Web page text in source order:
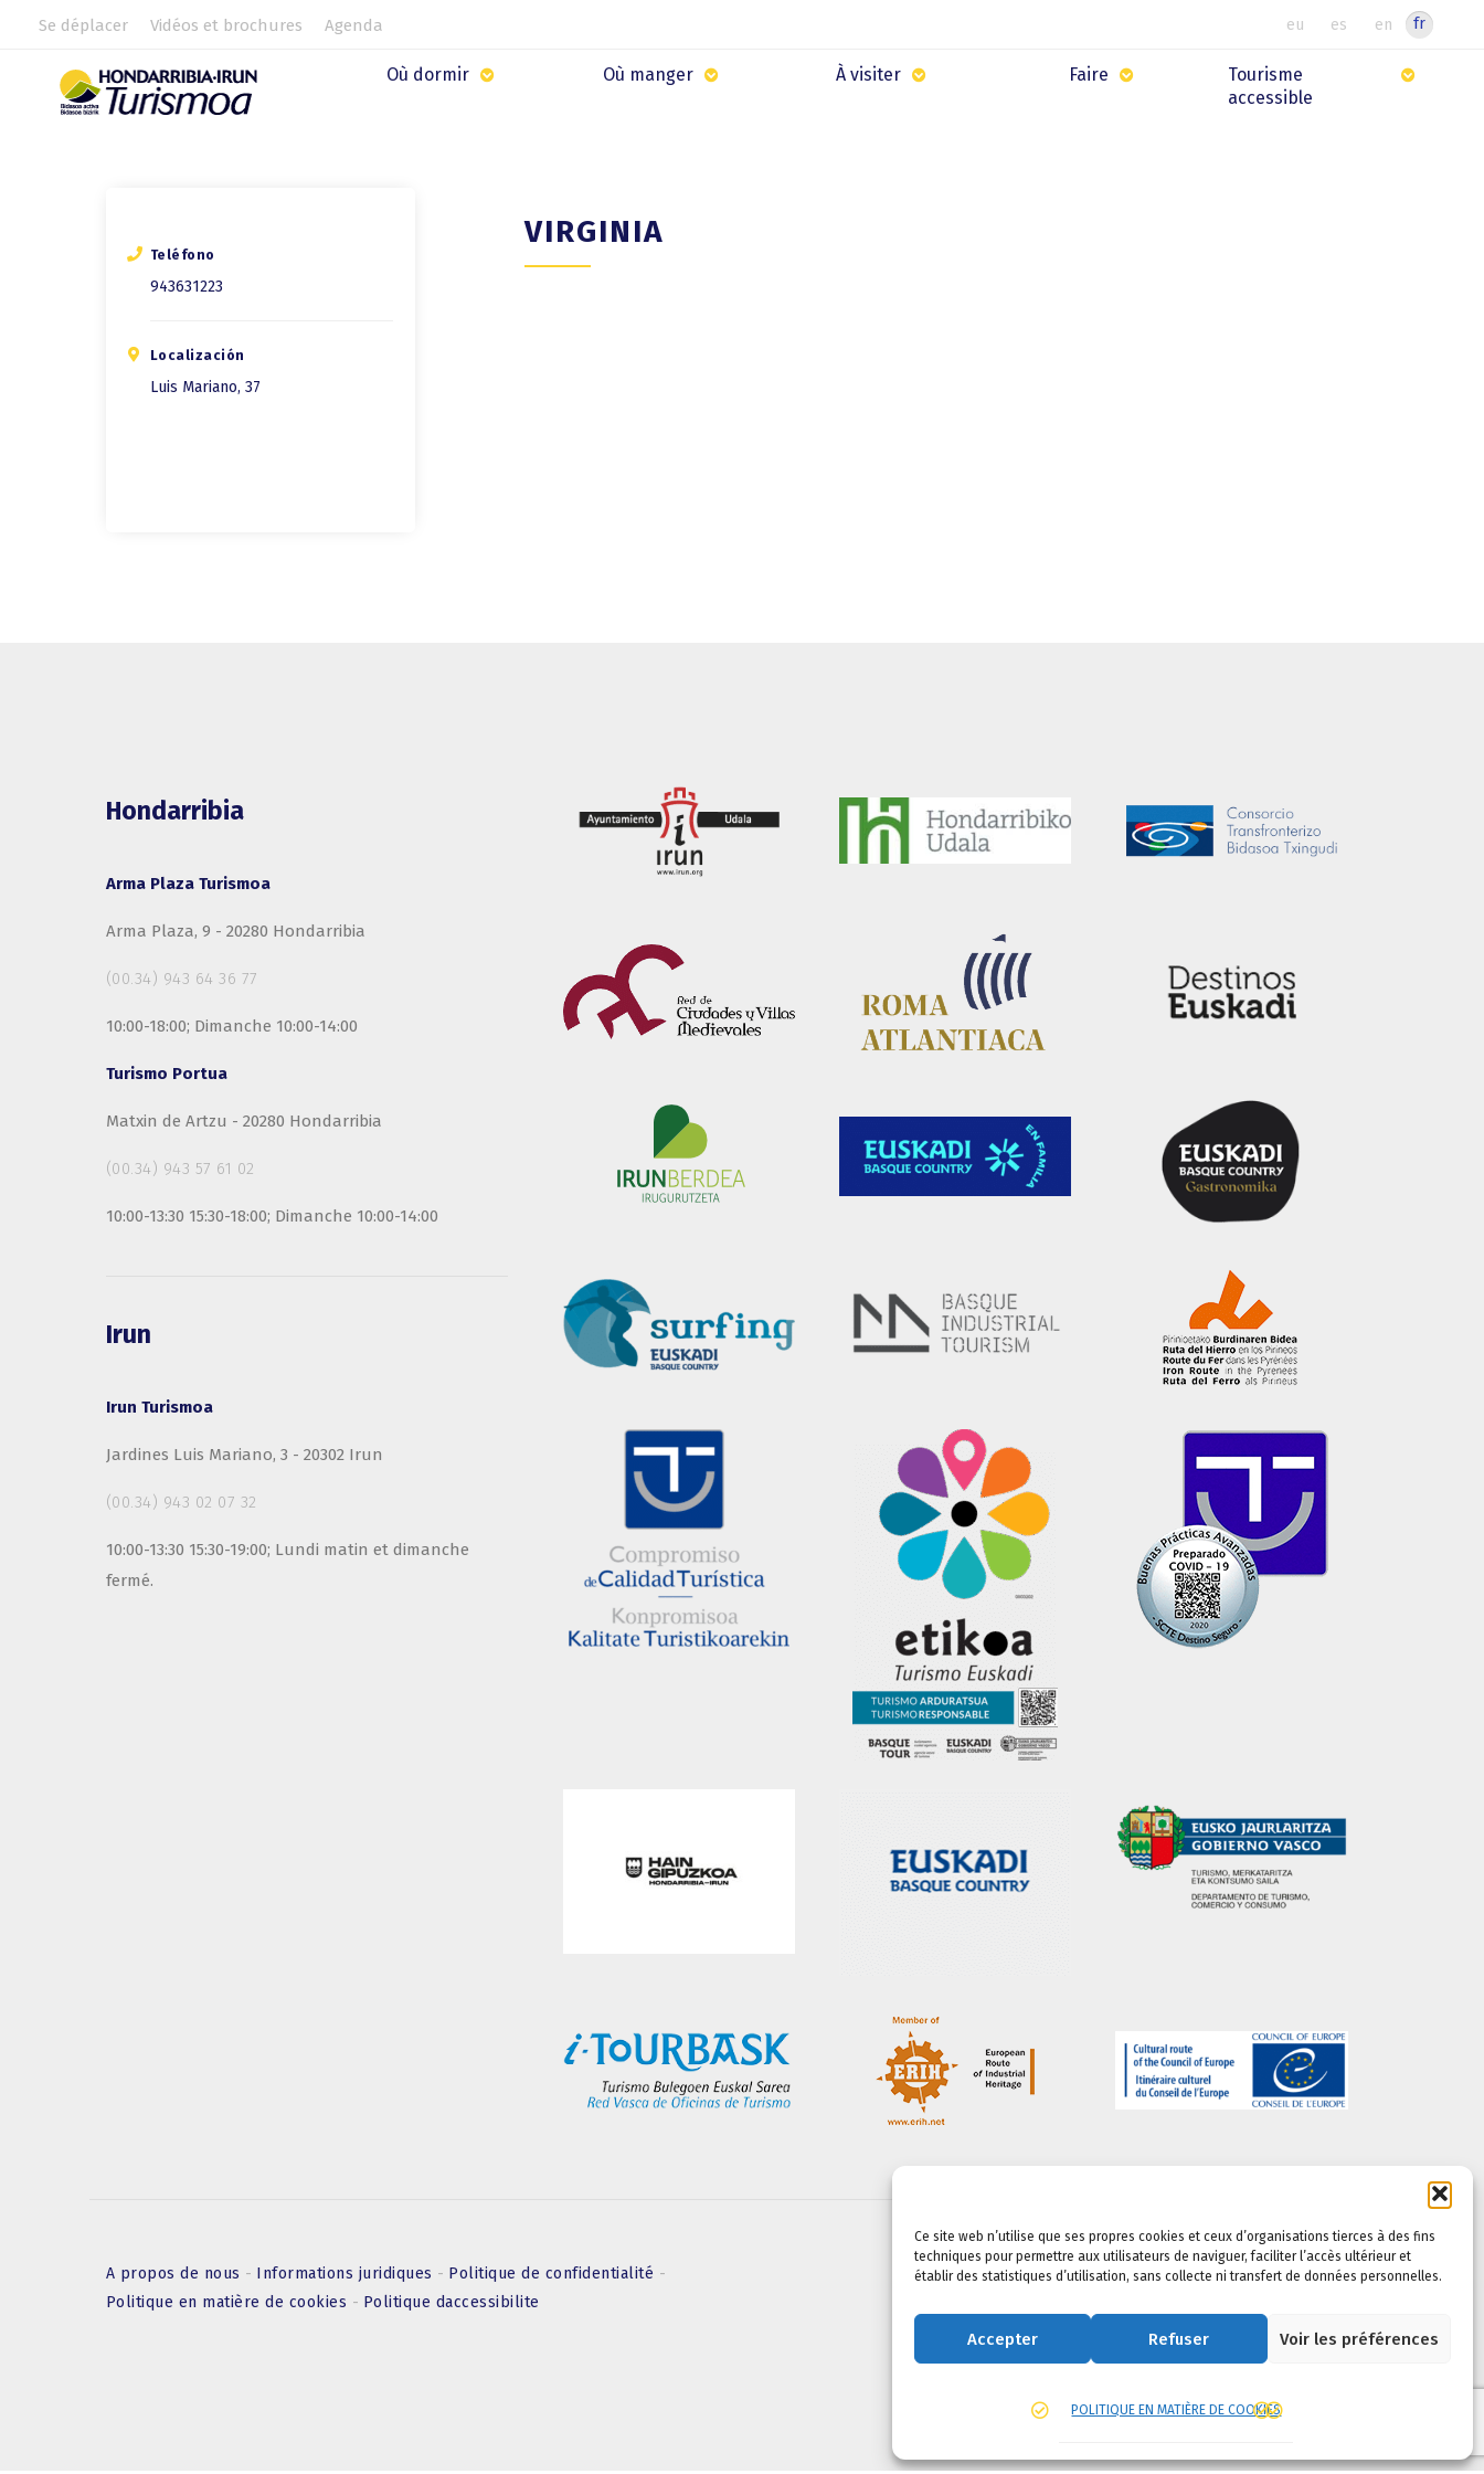
Ce site web n’utilise que ses propres cookies et ceux d’organisations tierces à des fins
techniques pour permettre aux utilisateurs de naviguer, faciliter l’accès ultérieur et
établir des statistiques d’utilisation, sans collecte ni transfert de données personnelles.
Accepter Refuser Voir les préférences
POLITIQUE EN MATIÈRE DE COOKIES
Se déplacer Vidéos et brochures Agenda es
eu fr
en
Où dormir Où manger À visiter Faire
Tourisme
accessible
Teléfono
943631223
Localización
Luis Mariano, 37
VIRGINIA
Hondarribia
Arma Plaza Turismoa
Arma Plaza, 9 - 20280 Hondarribia
(00.34) 943 64 36 77
10:00-18:00; Dimanche 10:00-14:00
Turismo Portua
Matxin de Artzu - 20280 Hondarribia
(00.34) 943 57 61 02
10:00-13:30 15:30-18:00; Dimanche 10:00-14:00
Irun
Irun Turismoa
Jardines Luis Mariano, 3 - 20302 Irun
(00.34) 943 02 07 32
10:00-13:30 15:30-19:00; Lundi matin et dimanche
fermé.
A propos de nous - Informations juridiques - Politique de confidentialité -
Politique en matière de cookies - Politique daccessibilite